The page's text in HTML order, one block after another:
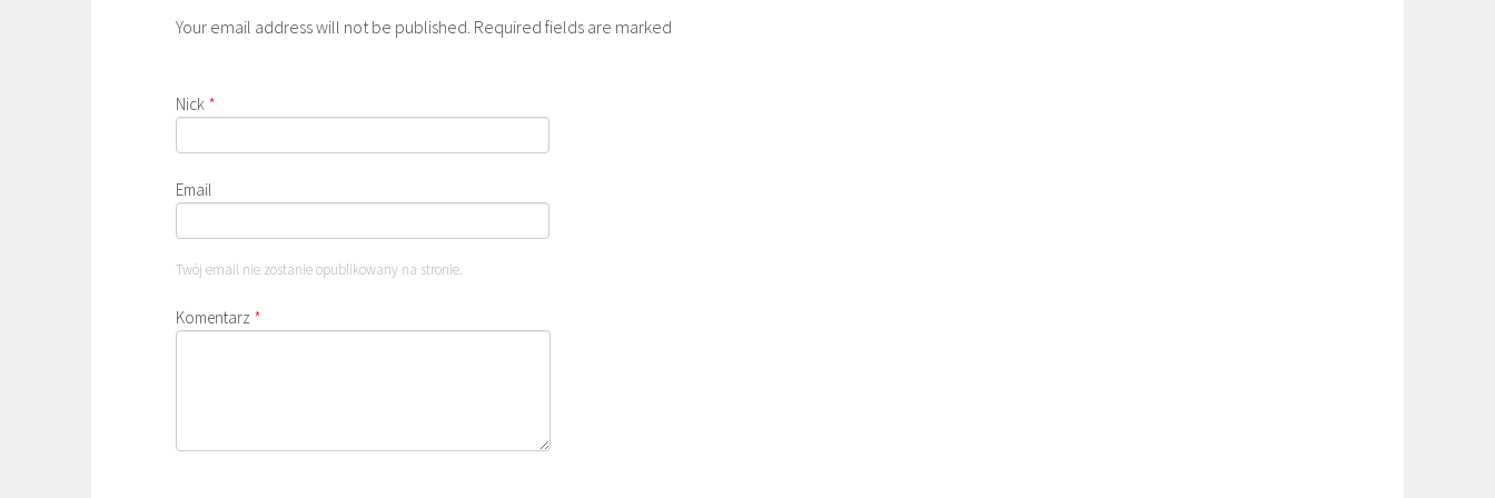
Your email address will not be published. Required fields are marked
Nick *
Email
Twój email nie zostanie opublikowany na stronie.
Komentarz *